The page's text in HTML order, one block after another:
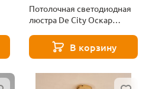
Потолочная светодиодная
люстра De City Оскар
В корзину